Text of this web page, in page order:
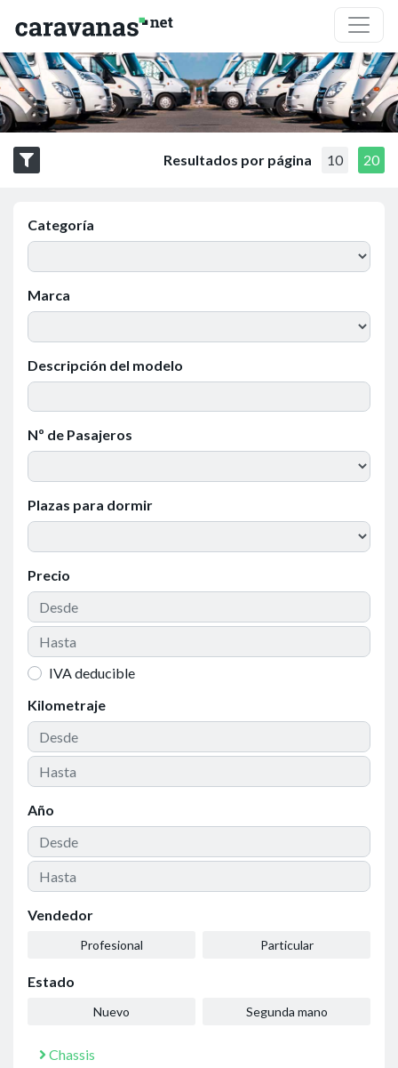
Resultados por página 10 20
Categoría
Marca
Descripción del modelo
Nº de Pasajeros
Plazas para dormir
Precio
IVA deducible
Kilometraje
Año
Vendedor
Profesional Particular
Estado
Nuevo Segunda mano
Chassis